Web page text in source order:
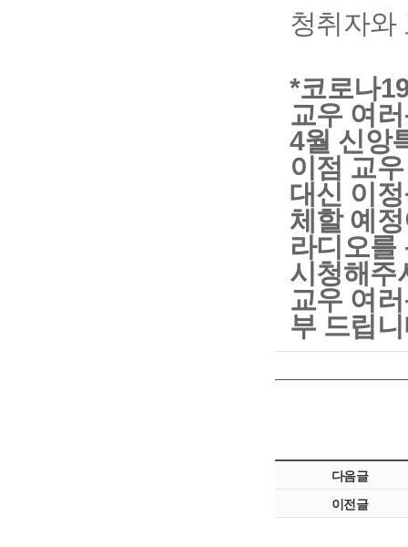
청취자와
*코로나
교우 여
4월 신앙
이점 교
대신 이
체할 예
라디오를
시청해주
교우 여
부 드립
다음글
이전글